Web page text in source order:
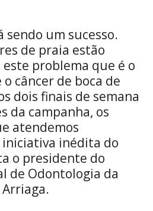
sendo um sucesso.
de praia estão
problema que é o
câncer de boca de
dois finais de semana
da campanha, os
atendemos
inédita do
o presidente do
de Odontologia da